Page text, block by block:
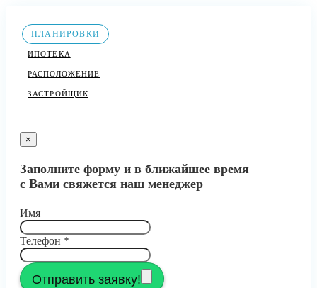
ПЛАНИРОВКИ
ИПОТЕКА
РАСПОЛОЖЕНИЕ
ЗАСТРОЙЩИК
×
Заполните форму и в ближайшее время
с Вами свяжется наш менеджер
Имя
Телефон *
Отправить заявку!